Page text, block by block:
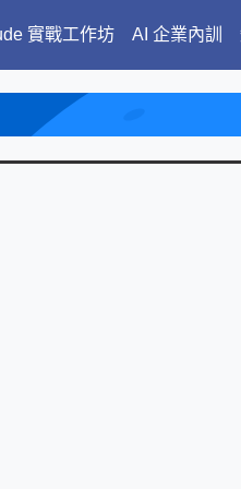
實戰工作坊 AI 企業內訓